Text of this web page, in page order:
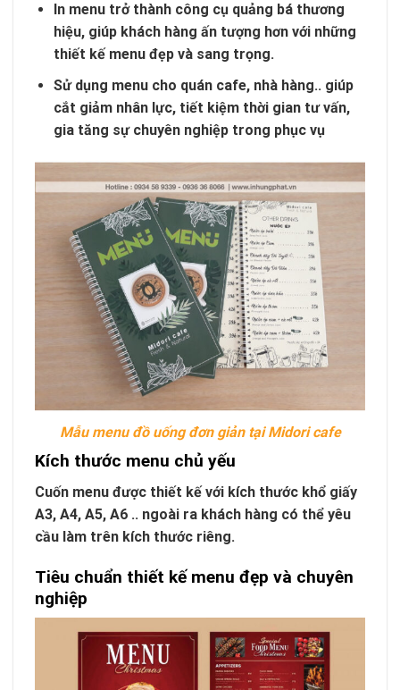
In menu trở thành công cụ quảng bá thương
hiệu, giúp khách hàng ấn tượng hơn với những
thiết kế menu đẹp và sang trọng.
Sử dụng menu cho quán cafe, nhà hàng.. giúp
cắt giảm nhân lực, tiết kiệm thời gian tư vấn,
gia tăng sự chuyên nghiệp trong phục vụ
Mẫu menu đồ uống đơn giản tại Midori cafe
Kích thước menu chủ yếu
Cuốn menu được thiết kế với kích thước khổ giấy
A3, A4, A5, A6 .. ngoài ra khách hàng có thể yêu
cầu làm trên kích thước riêng.
Tiêu chuẩn thiết kế menu đẹp và chuyên
nghiệp